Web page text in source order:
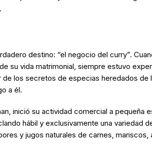
destino: “el negocio del curry”.
su vida matrimonial, siempre estuvo
los secretos de especias heredados
a él.
inició su actividad comercial a pequeña
hábil y exclusivamente una variedad
y jugos naturales de carnes, mariscos,